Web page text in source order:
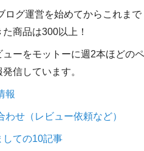
ログ運営を始めてからこれまで
商品は300以上！
ューをモットーに週2本ほどのペ
信しています。
報
わせ（レビュー依頼など）
しての10記事